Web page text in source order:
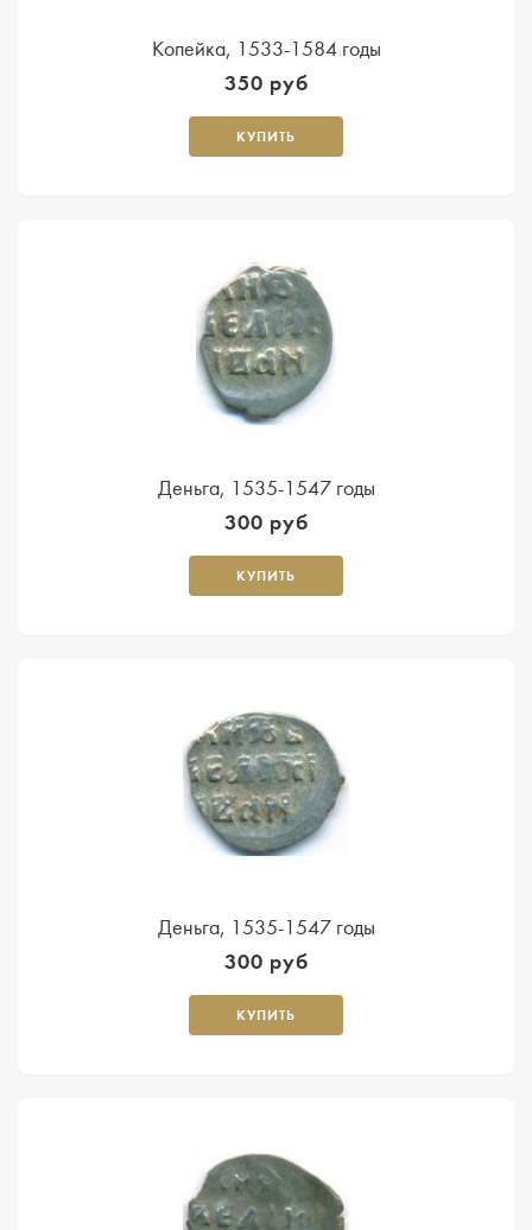
Копейка, 1533-1584 годы
350 руб
КУПИТЬ
Деньга, 1535-1547 годы
300 руб
КУПИТЬ
Деньга, 1535-1547 годы
300 руб
КУПИТЬ